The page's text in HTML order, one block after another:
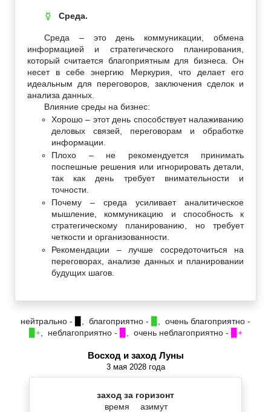
☿ Среда.
Среда – это день коммуникации, обмена
информацией и стратегического планирования,
который считается благоприятным для бизнеса. Он
несет в себе энергию Меркурия, что делает его
идеальным для переговоров, заключения сделок и
анализа данных.
Влияние среды на бизнес:
Хорошо – этот день способствует налаживанию
деловых связей, переговорам и обработке
информации.
Плохо – не рекомендуется принимать
поспешные решения или игнорировать детали,
так как день требует внимательности и
точности.
Почему – среда усиливает аналитическое
мышление, коммуникацию и способность к
стратегическому планированию, но требует
четкости и организованности.
Рекомендации – лучше сосредоточиться на
переговорах, анализе данных и планировании
будущих шагов.
нейтрально - , благоприятно -
, очень благоприятно -
▉+, неблагоприятно - , очень неблагоприятно - ▉+
Восход и заход Луны
3 мая 2028 года
заход за горизонт
время
азимут